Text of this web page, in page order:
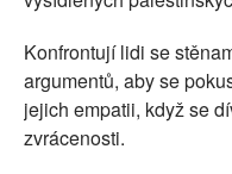
Konfrontují lidi se
argumentů, aby se
jejich empatii, když se
zvrácenosti.